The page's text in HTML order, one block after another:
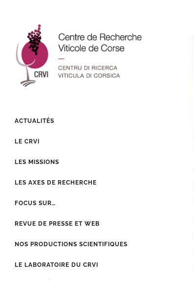
ACTUALITÉS
LE CRVI
LES MISSIONS
LES AXES DE RECHERCHE
FOCUS SUR…
REVUE DE PRESSE ET WEB
NOS PRODUCTIONS SCIENTIFIQUES
LE LABORATOIRE DU CRVI